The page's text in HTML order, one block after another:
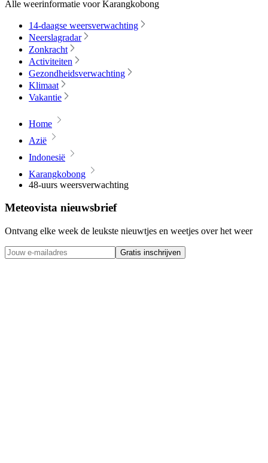
Alle weerinformatie voor Karangkobong
14-daagse weersverwachting
Neerslagradar
Zonkracht
Activiteiten
Gezondheidsverwachting
Klimaat
Vakantie
Home
Azië
Indonesië
Karangkobong
48-uurs weersverwachting
Meteovista nieuwsbrief
Ontvang elke week de leukste nieuwtjes en weetjes over het weer
Gratis inschrijven